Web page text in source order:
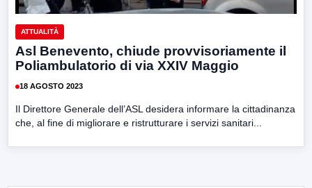
ATTUALITÀ
Asl Benevento, chiude provvisoriamente il
Poliambulatorio di via XXIV Maggio
18 AGOSTO 2023
Il Direttore Generale dell’ASL desidera informare la cittadinanza
che, al fine di migliorare e ristrutturare i servizi sanitari...